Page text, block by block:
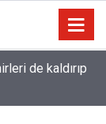
de kaldırıp